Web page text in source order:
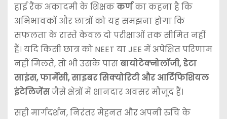
हाई रैंक अकादमी के शिक्षककर्णका कहना है कि
अभिभावकों और छात्रों को यह समझना होगा कि
सफलता के रास्ते केवल दो परीक्षाओं तक सीमित नहीं
हैं। यदि किसी छात्र को NEET या JEE में अपेक्षित परिणाम
नहीं मिलते, तो भी उसके पासबायोटेक्नोलॉजी, डेटा
साइंस, फार्मेसी, साइबर सिक्योरिटी और आर्टिफिशियल
इंटेलिजेंसजैसे क्षेत्रों में शानदार अवसर मौजूद हैं।
सही मार्गदर्शन, निरंतर मेहनत और अपनी रुचि के